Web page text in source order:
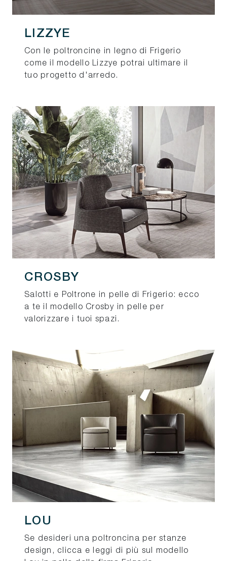
LIZZYE
Con le poltroncine in legno di Frigerio
come il modello Lizzye potrai ultimare il
tuo progetto d'arredo.
CROSBY
Salotti e Poltrone in pelle di Frigerio: ecco
a te il modello Crosby in pelle per
valorizzare i tuoi spazi.
LOU
Se desideri una poltroncina per stanze
design, clicca e leggi di più sul modello